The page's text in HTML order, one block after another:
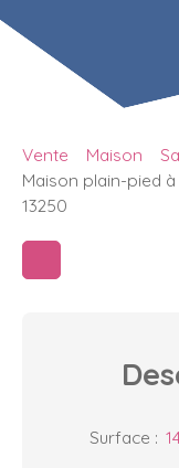
Vente Maison
Maison plain-pied
13250
Surface :